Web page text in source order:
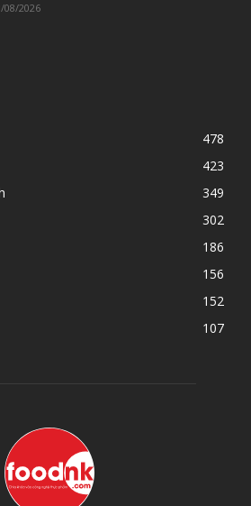
08/2026
478
423
349
302
186
156
152
107